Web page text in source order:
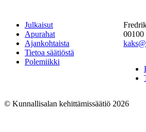
Julkaisut
Apurahat
Ajankohtaista
Tietoa säätiöstä
Polemiikki
© Kunnallisalan kehittämissäätiö 2026